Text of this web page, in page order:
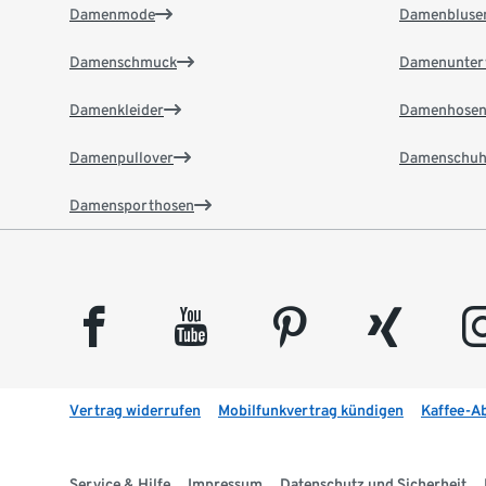
Damenmode
Damenschmuck
Damenkleider
Damenpullover
Damensporthosen
Damenhosen
facebook youtube pinterest xing
Vertrag widerrufen Mobilfunkvertrag kündigen Kaffee-